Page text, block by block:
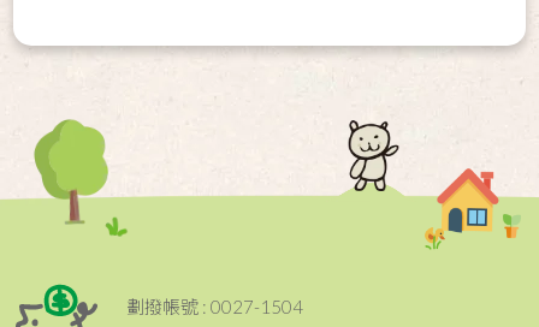
劃撥帳號 : 0027-1504